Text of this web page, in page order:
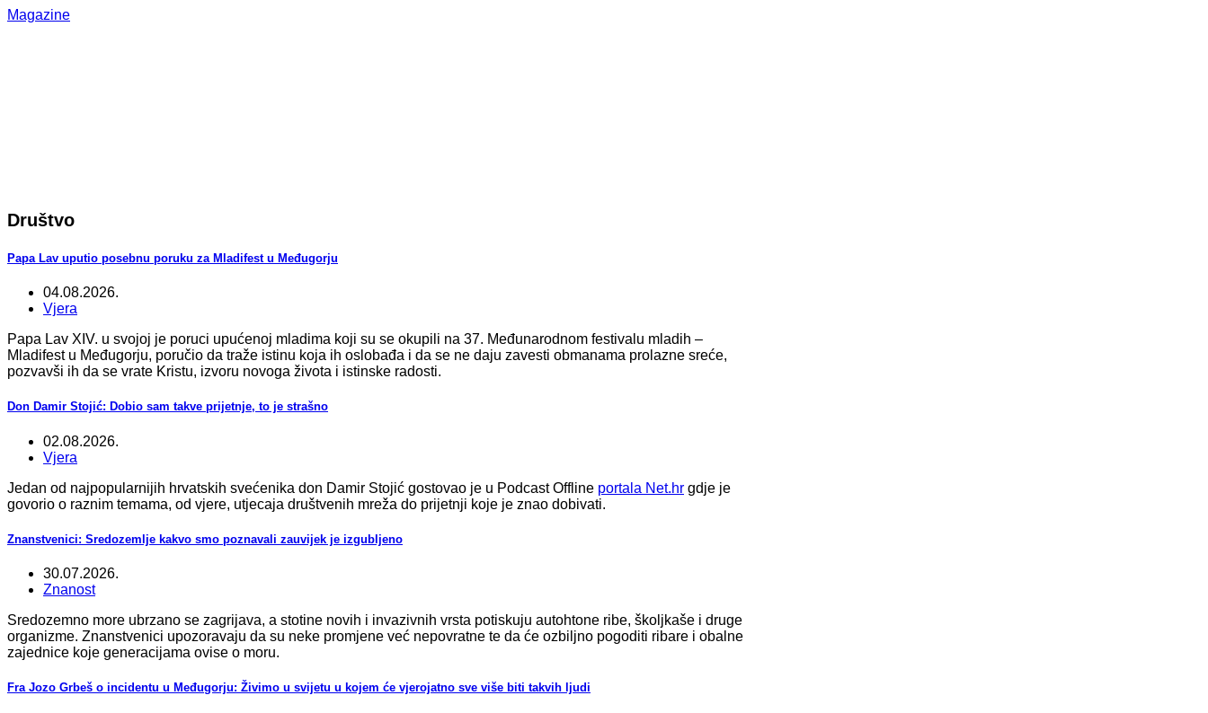
Magazine
Društvo
Papa Lav uputio posebnu poruku za Mladifest u Međugorju
04.08.2026.
Vjera
Papa Lav XIV. u svojoj je poruci upućenoj mladima koji su se okupili na 37. Međunarodnom festivalu mladih –
Mladifest u Međugorju, poručio da traže istinu koja ih oslobađa i da se ne daju zavesti obmanama prolazne sreće,
pozvavši ih da se vrate Kristu, izvoru novoga života i istinske radosti.
Don Damir Stojić: Dobio sam takve prijetnje, to je strašno
02.08.2026.
Vjera
Jedan od najpopularnijih hrvatskih svećenika don Damir Stojić gostovao je u Podcast Offline portala Net.hr gdje je
govorio o raznim temama, od vjere, utjecaja društvenih mreža do prijetnji koje je znao dobivati.
Znanstvenici: Sredozemlje kakvo smo poznavali zauvijek je izgubljeno
30.07.2026.
Znanost
Sredozemno more ubrzano se zagrijava, a stotine novih i invazivnih vrsta potiskuju autohtone ribe, školjkaše i druge
organizme. Znanstvenici upozoravaju da su neke promjene već nepovratne te da će ozbiljno pogoditi ribare i obalne
zajednice koje generacijama ovise o moru.
Fra Jozo Grbeš o incidentu u Međugorju: Živimo u svijetu u kojem će vjerojatno sve više biti takvih ljudi